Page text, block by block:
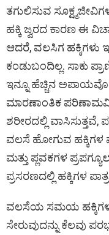
ತಗುಲಿಸುವ
ಹಕ್ಕಿ ಜ್ವರದ ಕಾರಣ ಈ
ಆದರೆ, ವಲಸಿಗ ಹಕ್ಕಿಗಳು
ಕಂಡುಬಂದಿಲ್ಲ. ಸಾಕು
ಇನ್ನೂ ಹೆಚ್ಚಿನ
ಮಾರಣಾಂತಿಕ
ಶರೀರದಲ್ಲಿ
ವಲಸೆ ಹೋಗುವ ಹಕ್ಕಿಗಳ
ಮತ್ತು ಪ್ಲವಕಗಳ
ಪ್ರಸರಣದಲ್ಲಿ ಹಕ್ಕಿಗಳ
ವಲಸೆಯ ಸಮಯ
ಸೇರುವುದನ್ನು ಕೆಲವು